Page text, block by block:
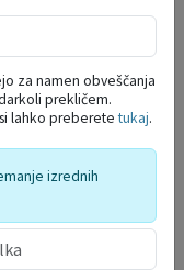
za namen obveščanja
prekličem.
lahko preberetetukaj.
izrednih